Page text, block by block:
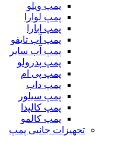
پمپ ویلو
پمپ لوارا
پمپ ابارا
پمپ آب تایفو
پمپ آب سایر
پمپ پدرولو
پمپ پی ام
پمپ داب
پمپ سیلور
پمپ کالپدا
پمپ کالمو
تجهیزات جانبی پمپ